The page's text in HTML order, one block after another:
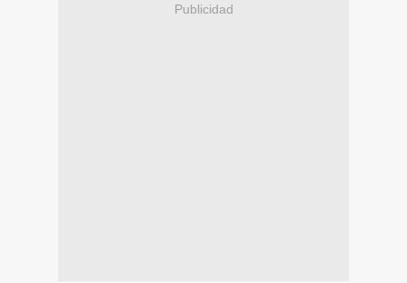
Publicidad